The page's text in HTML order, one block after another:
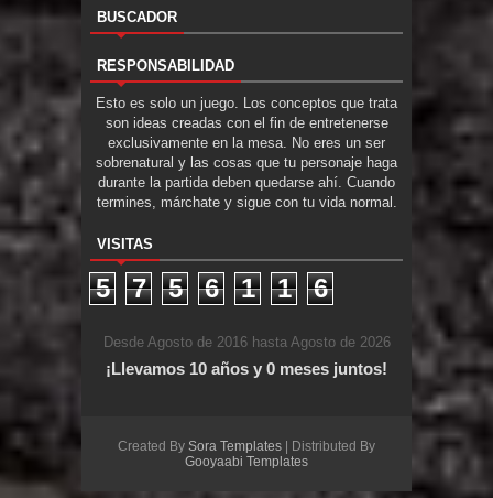
BUSCADOR
RESPONSABILIDAD
Esto es solo un juego. Los conceptos que trata
son ideas creadas con el fin de entretenerse
exclusivamente en la mesa. No eres un ser
sobrenatural y las cosas que tu personaje haga
durante la partida deben quedarse ahí. Cuando
termines, márchate y sigue con tu vida normal.
VISITAS
5 7 5 6 1 1 6
Desde Agosto de 2016 hasta Agosto de 2026
¡Llevamos 10 años y 0 meses juntos!
Created By Sora Templates | Distributed By
Gooyaabi Templates